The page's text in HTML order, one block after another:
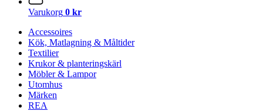
Varukorg 0 kr
Accessoires
Kök, Matlagning & Måltider
Textilier
Krukor & planteringskärl
Möbler & Lampor
Utomhus
Märken
REA